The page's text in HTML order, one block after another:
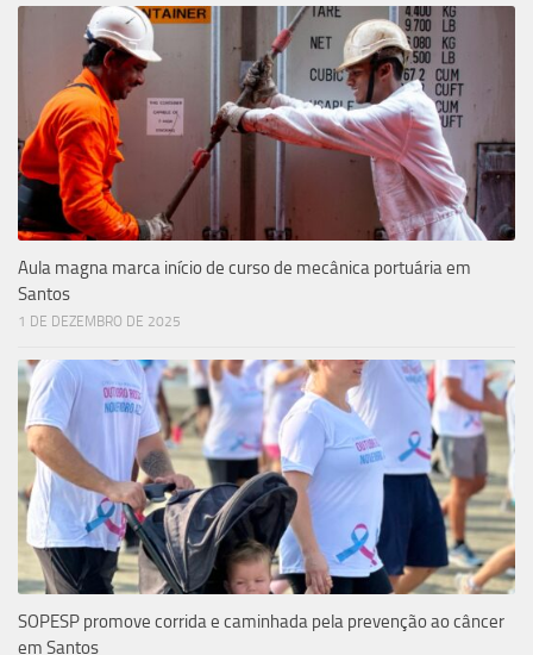
Aula magna marca início de curso de mecânica portuária em
Santos
1 DE DEZEMBRO DE 2025
SOPESP promove corrida e caminhada pela prevenção ao câncer
em Santos